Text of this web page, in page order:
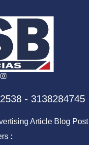
Instagram
- 3138284745
Article Blog Post
: